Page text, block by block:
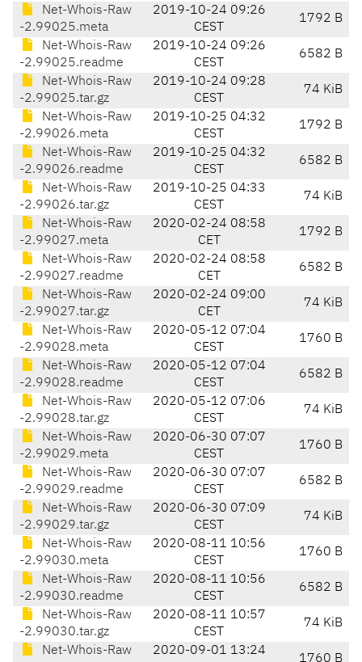
Net-Whois-Raw
-2.99025.meta
2019-10-24 09:26
CEST
1792 B
Net-Whois-Raw
-2.99025.readme
2019-10-24 09:26
CEST
6582 B
Net-Whois-Raw
-2.99025.tar.gz
2019-10-24 09:28
CEST
74 KiB
Net-Whois-Raw
-2.99026.meta
2019-10-25 04:32
CEST
1792 B
Net-Whois-Raw
-2.99026.readme
2019-10-25 04:32
CEST
6582 B
Net-Whois-Raw
-2.99026.tar.gz
2019-10-25 04:33
CEST
74 KiB
Net-Whois-Raw
-2.99027.meta
2020-02-24 08:58
CET
1792 B
Net-Whois-Raw
-2.99027.readme
2020-02-24 08:58
CET
6582 B
Net-Whois-Raw
-2.99027.tar.gz
2020-02-24 09:00
CET
74 KiB
Net-Whois-Raw
-2.99028.meta
2020-05-12 07:04
CEST
1760 B
Net-Whois-Raw
-2.99028.readme
2020-05-12 07:04
CEST
6582 B
Net-Whois-Raw
-2.99028.tar.gz
2020-05-12 07:06
CEST
74 KiB
Net-Whois-Raw
-2.99029.meta
2020-06-30 07:07
CEST
1760 B
Net-Whois-Raw
-2.99029.readme
2020-06-30 07:07
CEST
6582 B
Net-Whois-Raw
-2.99029.tar.gz
2020-06-30 07:09
CEST
74 KiB
Net-Whois-Raw
-2.99030.meta
2020-08-11 10:56
CEST
1760 B
Net-Whois-Raw
-2.99030.readme
2020-08-11 10:56
CEST
6582 B
Net-Whois-Raw
-2.99030.tar.gz
2020-08-11 10:57
CEST
74 KiB
Net-Whois-Raw
2020-09-01 13:24
1760 B